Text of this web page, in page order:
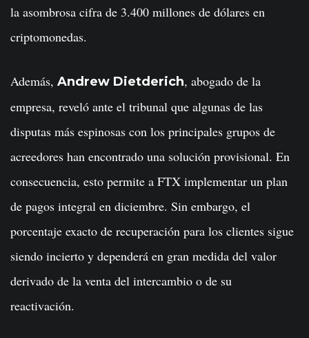
la asombrosa cifra de 3.400 millones de dólares en
criptomonedas.
Además, Andrew Dietderich, abogado de la
empresa, reveló ante el tribunal que algunas de las
disputas más espinosas con los principales grupos de
acreedores han encontrado una solución provisional. En
consecuencia, esto permite a FTX implementar un plan
de pagos integral en diciembre. Sin embargo, el
porcentaje exacto de recuperación para los clientes sigue
siendo incierto y dependerá en gran medida del valor
derivado de la venta del intercambio o de su
reactivación.